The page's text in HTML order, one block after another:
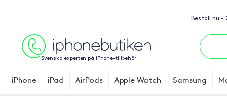
Beställ nu -
Svenska experten på iPhone-tillbehör
iPhone iPad AirPods Apple Watch Samsung